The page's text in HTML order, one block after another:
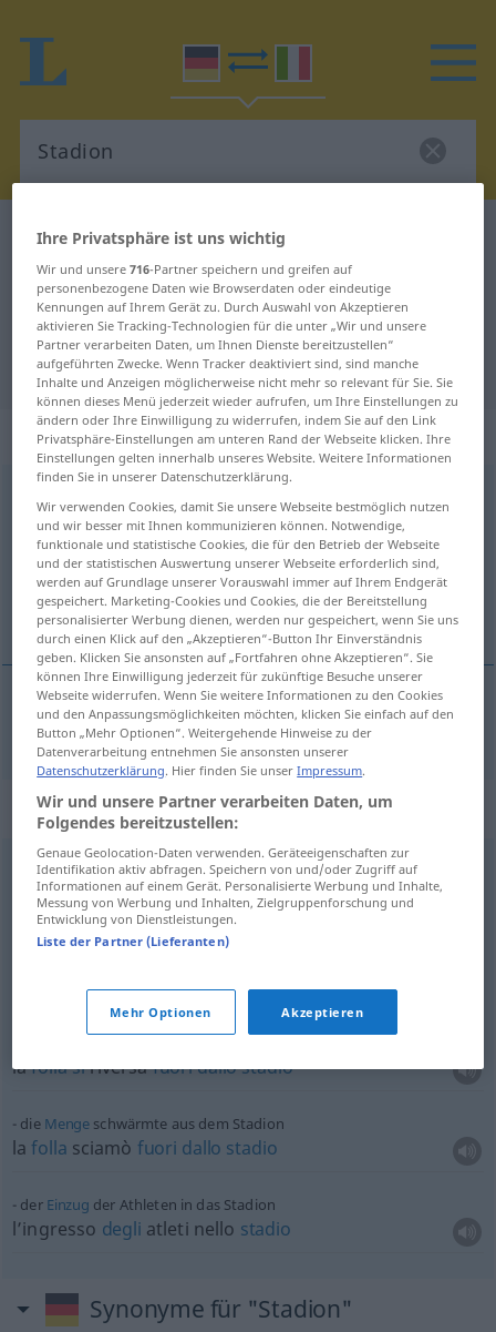
Deutsch-Italienisch Wörterbuch
Deutsch-Italienisch Übersetzung
für "Stadion"
"Stadion" Italienisch Übersetzung
„Stadion“: Neutrum
Übersicht aller Übersetzungen
(Für mehr Details die Übersetzung anklicken/antippen)
stadio
stadiom Stadion
Beispielsätze für "Stadion"
dieMengeströmt aus dem Stadion
folladefluiscedallo stadio
collegamentocon lostadio
lafollasiriversafuoridallostadio
die Menge schwärmte aus dem Stadion
lafolla sciamò fuori dallo stadio
der Einzug der Athleten in das Stadion
l’ingresso degli atleti nello stadio
Synonyme für "Stadion"
Ihre Privatsphäre ist uns wichtig
Wir und unsere716-Partner speichern und greifen auf
personenbezogene Daten wie Browserdaten oder eindeutige
Kennungen auf Ihrem Gerät zu. Durch Auswahl von Akzeptieren
aktivieren Sie Tracking-Technologien für die unter „Wir und unsere
Partner verarbeiten Daten, um Ihnen Dienste bereitzustellen“
aufgeführten Zwecke. Wenn Tracker deaktiviert sind, sind manche
Inhalte und Anzeigen möglicherweise nicht mehr so relevant für Sie. Sie
können dieses Menü jederzeit wieder aufrufen, um Ihre Einstellungen zu
ändern oder Ihre Einwilligung zu widerrufen, indem Sie auf den Link
Privatsphäre-Einstellungen am unteren Rand der Webseite klicken. Ihre
Einstellungen gelten innerhalb unseres Website. Weitere Informationen
finden Sie in unserer Datenschutzerklärung.
Wir verwenden Cookies, damit Sie unsere Webseite bestmöglich nutzen
und wir besser mit Ihnen kommunizieren können. Notwendige,
funktionale und statistische Cookies, die für den Betrieb der Webseite
und der statistischen Auswertung unserer Webseite erforderlich sind,
werden auf Grundlage unserer Vorauswahl immer auf Ihrem Endgerät
gespeichert. Marketing-Cookies und Cookies, die der Bereitstellung
personalisierter Werbung dienen, werden nur gespeichert, wenn Sie uns
durch einen Klick auf den „Akzeptieren“-Button Ihr Einverständnis
geben. Klicken Sie ansonsten auf „Fortfahren ohne Akzeptieren“. Sie
können Ihre Einwilligung jederzeit für zukünftige Besuche unserer
Webseite widerrufen. Wenn Sie weitere Informationen zu den Cookies
und den Anpassungsmöglichkeiten möchten, klicken Sie einfach auf den
Button „Mehr Optionen“. Weitergehende Hinweise zu der
Datenverarbeitung entnehmen Sie ansonsten unserer
Datenschutzerklärung. Hier finden Sie unserImpressum.
Wir und unsere Partner verarbeiten Daten, um
Folgendes bereitzustellen:
Genaue Geolocation-Daten verwenden. Geräteeigenschaften zur
Identifikation aktiv abfragen. Speichern von und/oder Zugriff auf
Informationen auf einem Gerät. Personalisierte Werbung und Inhalte,
Messung von Werbung und Inhalten, Zielgruppenforschung und
Entwicklung von Dienstleistungen.
Liste der Partner (Lieferanten)
Mehr Optionen Akzeptieren